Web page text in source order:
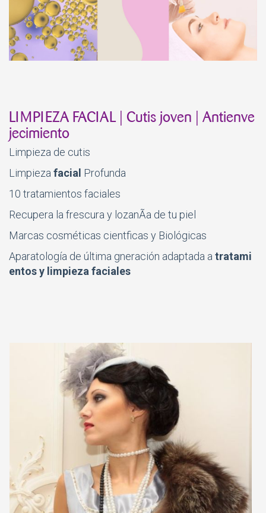
LIMPIEZA FACIAL | Cutis joven | Antienve
jecimiento
Limpieza de cutis
Limpieza facial Profunda
10 tratamientos faciales
Recupera la frescura y lozanÃ­a de tu piel
Marcas cosméticas cient­ficas y Biológicas
Aparatología de última gneración adaptada a tratami
entos y limpieza faciales